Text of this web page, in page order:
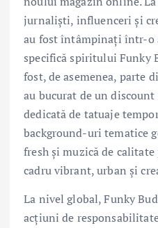
jurnaliști, influenceri și
au fost întâmpinați într-o
specifică spiritului Funky
fost, de asemenea, parte
au bucurat de un
dedicată de tatuaje
background-uri tematice
fresh și muzică de
cadru vibrant, urban și
La nivel global, Funky
acțiuni de